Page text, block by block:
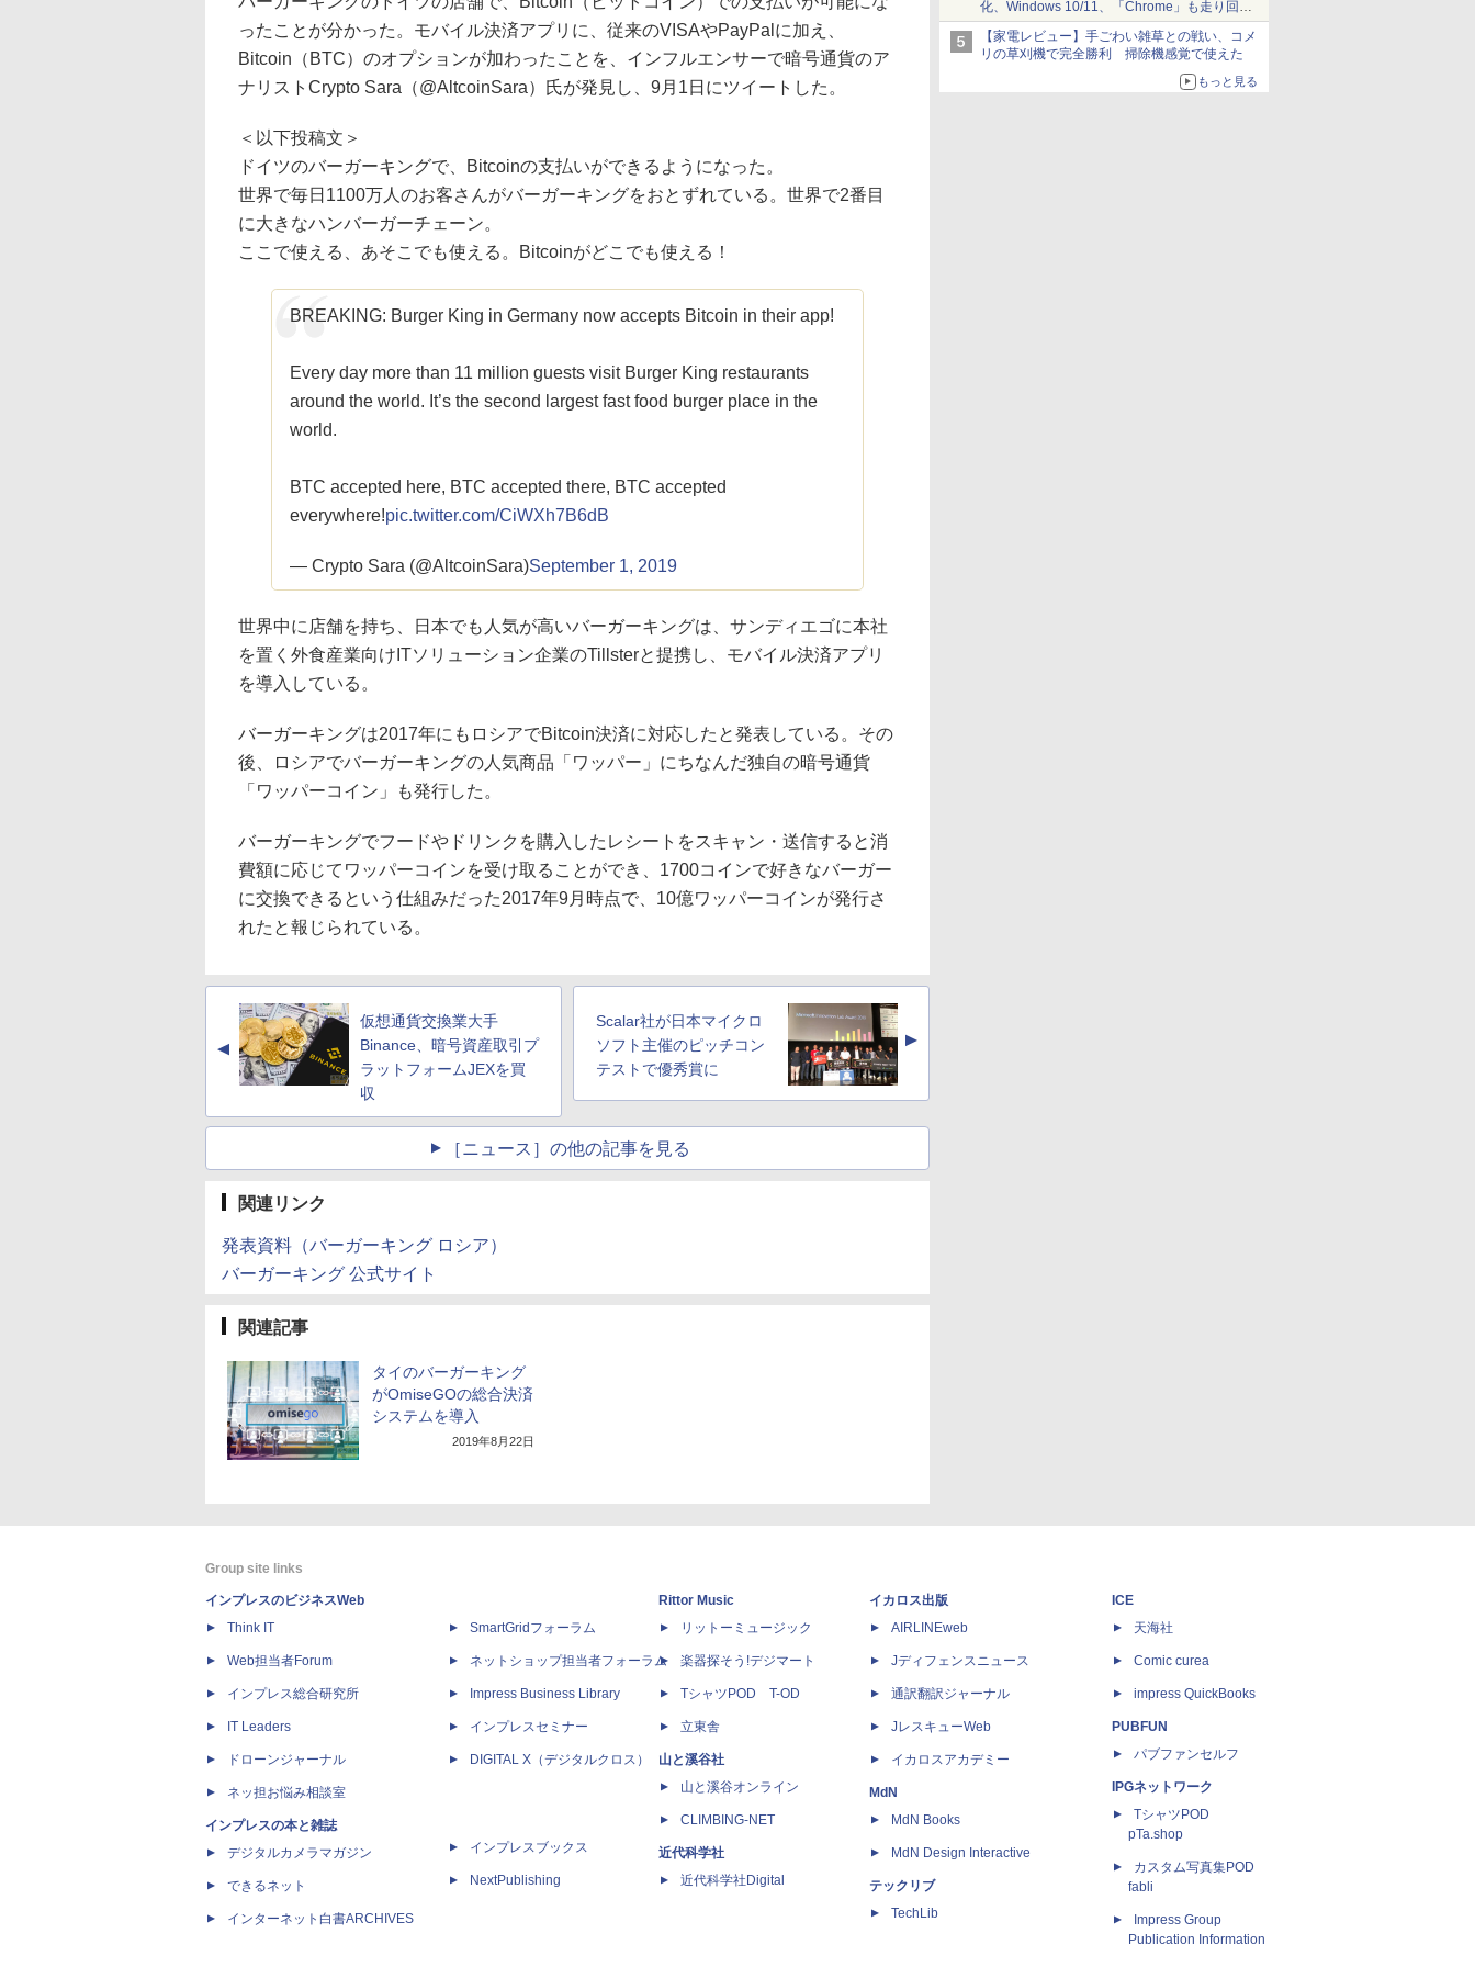
化、Windows 10/11、「Chrome」も走り回
る。復活記念で2026年末まで500円
【家電レビュー】手ごわい雑草との戦い、コメ
リの草刈機で完全勝利 掃除機感覚で使えた
もっと見る
ったことが分かった。モバイル決済アプリに、従来のVISAやPayPalに加え、
Bitcoin（BTC）のオプションが加わったことを、インフルエンサーで暗号通貨のア
ナリストCrypto Sara（@AltcoinSara）氏が発見し、9月1日にツイートした。
＜以下投稿文＞
ドイツのバーガーキングで、Bitcoinの支払いができるようになった。
世界で毎日1100万人のお客さんがバーガーキングをおとずれている。世界で2番目
に大きなハンバーガーチェーン。
ここで使える、あそこでも使える。Bitcoinがどこでも使える！
BREAKING: Burger King in Germany now accepts Bitcoin in their app!
Every day more than 11 million guests visit Burger King restaurants
around the world. It’s the second largest fast food burger place in the
world.
BTC accepted here, BTC accepted there, BTC accepted
everywhere!pic.twitter.com/CiWXh7B6dB
— Crypto Sara (@AltcoinSara)September 1, 2019
世界中に店舗を持ち、日本でも人気が高いバーガーキングは、サンディエゴに本社
を置く外食産業向けITソリューション企業のTillsterと提携し、モバイル決済アプリ
を導入している。
バーガーキングは2017年にもロシアでBitcoin決済に対応したと発表している。その
後、ロシアでバーガーキングの人気商品「ワッパー」にちなんだ独自の暗号通貨
「ワッパーコイン」も発行した。
バーガーキングでフードやドリンクを購入したレシートをスキャン・送信すると消
費額に応じてワッパーコインを受け取ることができ、1700コインで好きなバーガー
に交換できるという仕組みだった2017年9月時点で、10億ワッパーコインが発行さ
れたと報じられている。
▲
仮想通貨交換業大手
Binance、暗号資産取引プ
ラットフォームJEXを買
収
Scalar社が日本マイクロ
ソフト主催のピッチコン
テストで優秀賞に
▲
［ニュース］の他の記事を見る
関連リンク
発表資料（バーガーキング ロシア）
バーガーキング 公式サイト
関連記事
タイのバーガーキング
がOmiseGOの総合決済
システムを導入
2019年8月22日
Group site links
インプレスのビジネスWeb
Think IT
Web担当者Forum
インプレス総合研究所
IT Leaders
ドローンジャーナル
ネッ担お悩み相談室
インプレスの本と雑誌
デジタルカメラマガジン
できるネット
インターネット白書ARCHIVES
SmartGridフォーラム
ネットショップ担当者フォーラム
Impress Business Library
インプレスセミナー
DIGITAL X（デジタルクロス）
インプレスブックス
NextPublishing
Rittor Music
リットーミュージック
楽器探そう!デジマート
TシャツPOD T-OD
立東舎
山と溪谷社
山と溪谷オンライン
CLIMBING-NET
近代科学社
近代科学社Digital
イカロス出版
AIRLINEweb
Jディフェンスニュース
通訳翻訳ジャーナル
JレスキューWeb
イカロスアカデミー
MdN
MdN Books
MdN Design Interactive
テックリブ
TechLib
ICE
天海社
Comic curea
impress QuickBooks
PUBFUN
パブファンセルフ
IPGネットワーク
TシャツPOD
pTa.shop
カスタム写真集POD
fabli
Impress Group
Publication Information